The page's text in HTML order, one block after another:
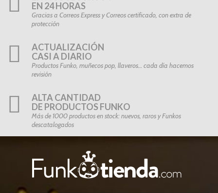
EN 24 HORAS
Gracias a Correos Express y Correos certificado, con extra de
protección
ACTUALIZACIÓN
CASI A DIARIO
Productos Funko, muñecos pop, llaveros… cada día hacemos
revisión
ALTA CANTIDAD
DE PRODUCTOS FUNKO
Más de 1000 productos en stock: nuevos, raros y Funkos
descatalogados